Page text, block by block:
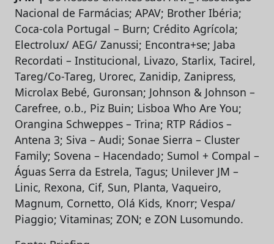
Nacional de Farmácias; APAV; Brother Ibéria;
Coca-cola Portugal – Burn; Crédito Agrícola;
Electrolux/ AEG/ Zanussi; Encontra+se; Jaba
Recordati – Institucional, Livazo, Starlix, Tacirel,
Tareg/Co-Tareg, Urorec, Zanidip, Zanipress,
Microlax Bebé, Guronsan; Johnson & Johnson –
Carefree, o.b., Piz Buin; Lisboa Who Are You;
Orangina Schweppes – Trina; RTP Rádios –
Antena 3; Siva – Audi; Sonae Sierra – Cluster
Family; Sovena – Hacendado; Sumol + Compal –
Águas Serra da Estrela, Tagus; Unilever JM –
Linic, Rexona, Cif, Sun, Planta, Vaqueiro,
Magnum, Cornetto, Olá Kids, Knorr; Vespa/
Piaggio; Vitaminas; ZON; e ZON Lusomundo.